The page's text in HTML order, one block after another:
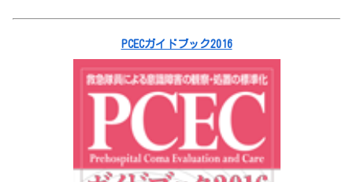
PCECガイドブック2016